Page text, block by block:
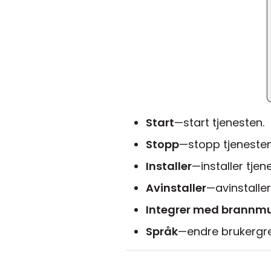
Start—start tjenesten.
Stopp—stopp
Installer—installer
Avinstaller
Integrer med
Språk—endre